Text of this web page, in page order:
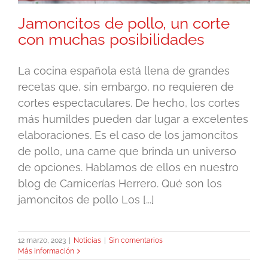
Jamoncitos de pollo, un corte
con muchas posibilidades
La cocina española está llena de grandes
recetas que, sin embargo, no requieren de
cortes espectaculares. De hecho, los cortes
más humildes pueden dar lugar a excelentes
elaboraciones. Es el caso de los jamoncitos
de pollo, una carne que brinda un universo
de opciones. Hablamos de ellos en nuestro
blog de Carnicerías Herrero. Qué son los
jamoncitos de pollo Los [...]
12 marzo, 2023 Noticias
Sin comentarios
Más información